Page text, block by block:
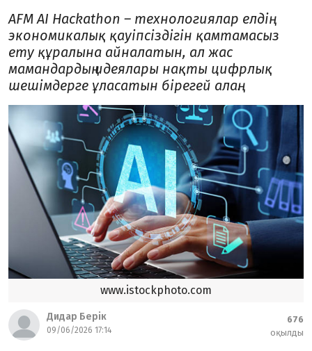
AFM AI Hackathon – технологиялар елдің
экономикалық қауіпсіздігін қамтамасыз
ету құралына айналатын, ал жас
мамандардың идеялары нақты цифрлық
шешімдерге ұласатын бірегей алаң.
www.istockphoto.com
Дидар Берік
09/06/2026 17:14
676
оқылды